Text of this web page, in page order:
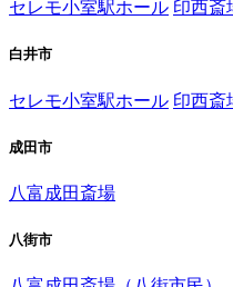
セレモ小室駅ホール 印西斎
白井市
セレモ小室駅ホール 印西斎
成田市
八富成田斎場
八街市